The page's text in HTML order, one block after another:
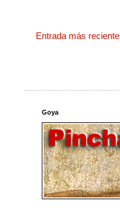
Entrada más reciente
Goya